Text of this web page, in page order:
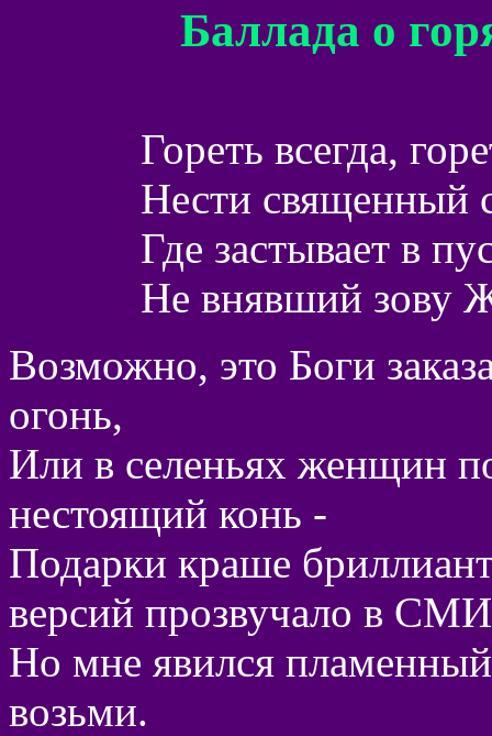
Баллада о
Гореть всегда,
Нести священный
Где застывает в
Не внявший зову
Возможно, это Боги
огонь,
Или в селеньях женщин
нестоящий конь -
Подарки краше
версий прозвучало в
Но мне явился
возьми.